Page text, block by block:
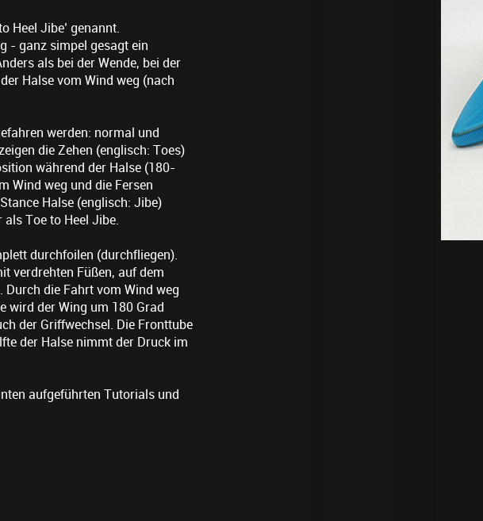
Heel Jibe’ genannt.
- ganz simpel gesagt ein
als bei der Wende, bei der
Halse vom Wind weg (nach
werden: normal und
die Zehen (englisch: Toes)
während der Halse (180-
Wind weg und die Fersen
Halse (englisch: Jibe)
Toe to Heel Jibe.
durchfoilen (durchfliegen).
verdrehten Füßen, auf dem
die Fahrt vom Wind weg
wird der Wing um 180 Grad
der Griffwechsel. Die Fronttube
der Halse nimmt der Druck im
aufgeführten Tutorials und